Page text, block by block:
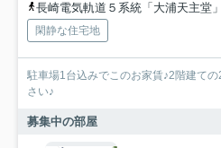
長崎電気軌道５系統「大浦天主堂
閑静な住宅地
駐車場1台込みでこのお家賃♪2階建て
さい♪
募集中の部屋